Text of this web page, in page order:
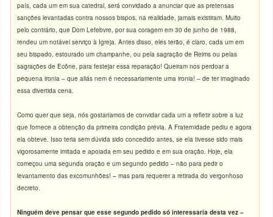
país, cada um em sua catedral, será convidado a anunciar que as pretensas
sanções levantadas contra nossos bispos, na realidade, jamais existiram. Muito
pelo contrário, que Dom Lefebvre, por sua coragem em 30 de junho de 1988,
rendeu um notável serviço à Igreja. Antes disso, eles terão, é claro, cada um em
seu bispado, estourado um champanhe, ou pela sagração de Reims ou pelas
sagrações de Ecône, para festejar essa reparação! Queiram nos perdoar a
pequena ironia – que aliás nem é necessariamente uma ironia! – de ter imaginado
essa divertida cena.
Como quer que seja, nós gostaríamos de convidar cada um a refletir sobre a luz
que fornece a obtenção da primeira condição prévia. A Fraternidade pediu e agora
ela obteve. Isso teria sem dúvida sido concedido antes, se ela tivesse sido mais
vigorosamente imitada e apoiada em seu pedido e em sua oração. Hoje, ela
começou uma segunda oração e um segundo pedido – não para pedir o
levantamento das excomunhões! – mas para requerer a retirada do vergonhoso
decreto.
Ninguém deve pensar que esse segundo pedido só interessaria desta vez –